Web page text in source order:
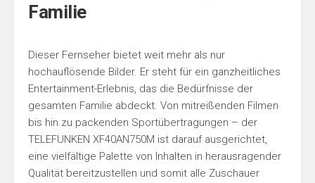
Familie
Dieser Fernseher bietet weit mehr als nur
hochauflösende Bilder. Er steht für ein ganzheitliches
Entertainment-Erlebnis, das die Bedürfnisse der
gesamten Familie abdeckt. Von mitreißenden Filmen
bis hin zu packenden Sportübertragungen – der
TELEFUNKEN XF40AN750M ist darauf ausgerichtet,
eine vielfältige Palette von Inhalten in herausragender
Qualität bereitzustellen und somit alle Zuschauer